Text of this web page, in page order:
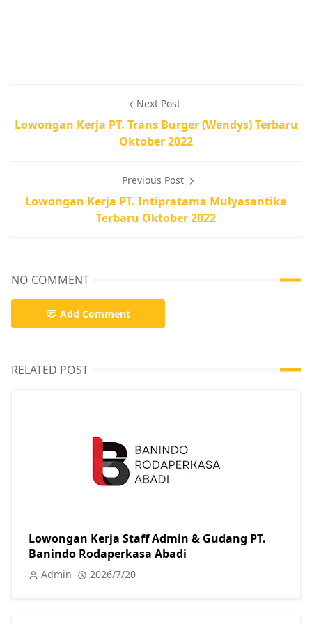
Next Post
Lowongan Kerja PT. Trans Burger (Wendys) Terbaru
Oktober 2022
Previous Post
Lowongan Kerja PT. Intipratama Mulyasantika
Terbaru Oktober 2022
NO COMMENT
Add Comment
RELATED POST
Lowongan Kerja Staff Admin & Gudang PT.
Banindo Rodaperkasa Abadi
Admin 2026/7/20